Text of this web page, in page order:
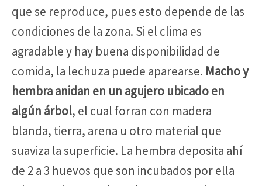
que se reproduce, pues esto depende de las
condiciones de la zona. Si el clima es
agradable y hay buena disponibilidad de
comida, la lechuza puede aparearse. Macho y
hembra anidan en un agujero ubicado en
algún árbol, el cual forran con madera
blanda, tierra, arena u otro material que
suaviza la superficie. La hembra deposita ahí
de 2 a 3 huevos que son incubados por ella